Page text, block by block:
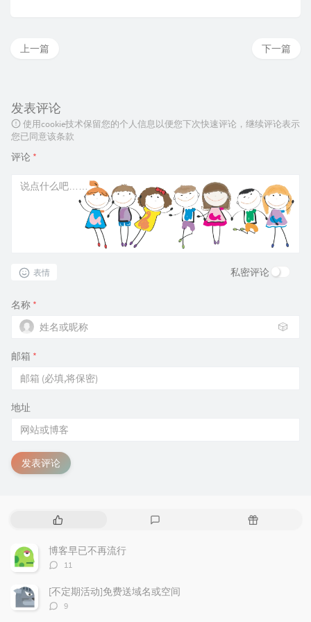
下一篇
上一篇
发表评论
使用cookie技术保留您的个人信息以便您下次快速评论，继续评论表示
您已同意该条款
评论 *
表情 私密评论
名称 *
🎲
邮箱 *
地址
发表评论
热
文
章
随
博客早已不再流行
评
数：
11
[不定期活动]免费送域名或空间
评
9